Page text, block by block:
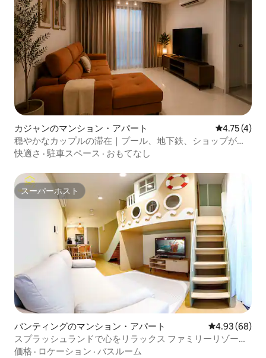
カジャンのマンション・アパート レビュー4
4.75 (4)
穏やかなカップルの滞在｜プール、地下鉄、ショップが近
くに
快適さ · 駐車スペース · おもてなし
スーパーホスト
スーパーホスト
バンティングのマンション・アパート レビュー68
4.93 (68)
スプラッシュランドで心をリラックス ファミリーリゾート
スタイルの宿泊先
価格 · ロケーション · バスルーム